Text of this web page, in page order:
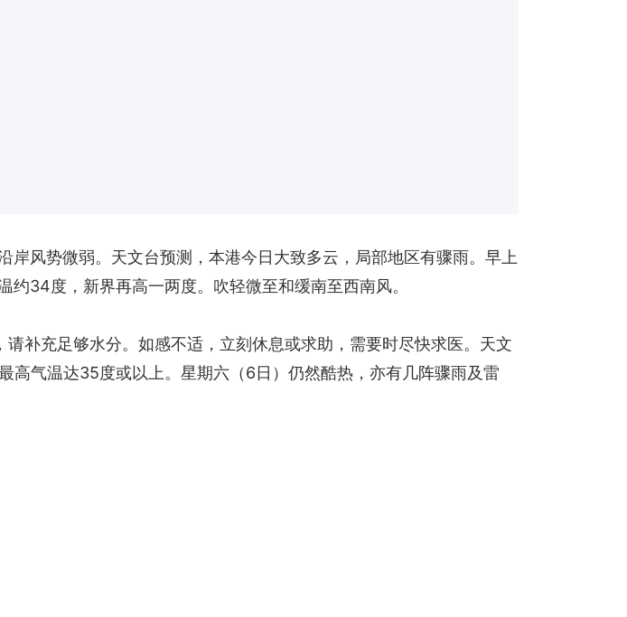
风势微弱。天文台预测，本港今日大致多云，局部地区有骤雨。早上
34度，新界再高一两度。吹轻微至和缓南至西南风。
补充足够水分。如感不适，立刻休息或求助，需要时尽快求医。天文
高气温达35度或以上。星期六（6日）仍然酷热，亦有几阵骤雨及雷